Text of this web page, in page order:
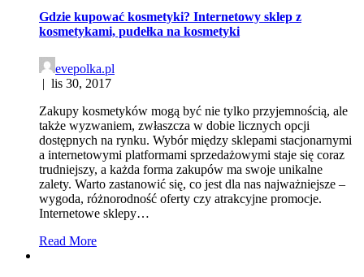
Gdzie kupować kosmetyki? Internetowy sklep z
kosmetykami, pudełka na kosmetyki
evepolka.pl
| lis 30, 2017
Zakupy kosmetyków mogą być nie tylko przyjemnością, ale
także wyzwaniem, zwłaszcza w dobie licznych opcji
dostępnych na rynku. Wybór między sklepami stacjonarnymi
a internetowymi platformami sprzedażowymi staje się coraz
trudniejszy, a każda forma zakupów ma swoje unikalne
zalety. Warto zastanowić się, co jest dla nas najważniejsze –
wygoda, różnorodność oferty czy atrakcyjne promocje.
Internetowe sklepy…
Read More